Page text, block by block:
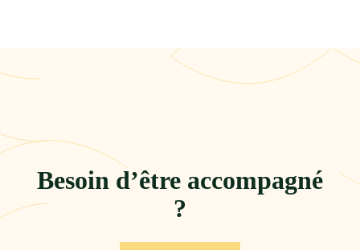
Besoin d’être accompagné
?